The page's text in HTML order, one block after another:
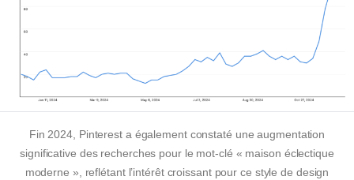
Fin 2024, Pinterest a également constaté une augmentation
significative des recherches pour le mot-clé « maison éclectique
moderne », reflétant l’intérêt croissant pour ce style de design